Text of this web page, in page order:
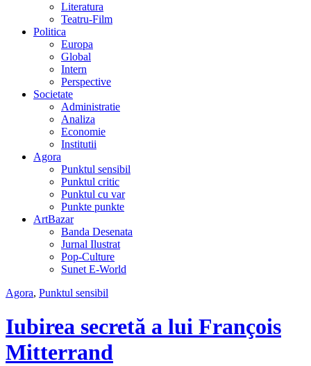
Literatura
Teatru-Film
Politica
Europa
Global
Intern
Perspective
Societate
Administratie
Analiza
Economie
Institutii
Agora
Punktul sensibil
Punktul critic
Punktul cu var
Punkte punkte
ArtBazar
Banda Desenata
Jurnal Ilustrat
Pop-Culture
Sunet E-World
Agora, Punktul sensibil
Iubirea secretă a lui François
Mitterrand